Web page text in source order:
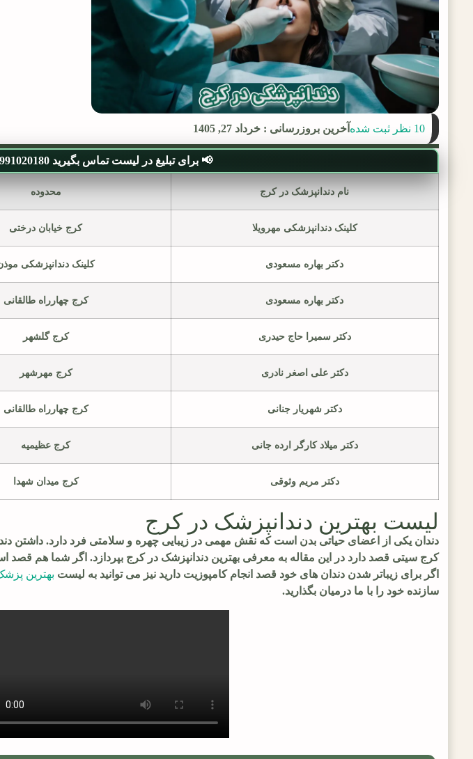
10 نظر ثبت شده آخرین بروزرسانی : خرداد 27, 1405
📢 برای تبلیغ در لیست تماس بگیرید 09991020180
نام دندانپزشک در کرج محدوده
کلینک دندانپزشکی مهرویلا کرج خیابان درختی
دکتر بهاره مسعودی کلینک دندانپزشکی
دکتر بهاره مسعودی کرج چهارراه طالقانی
دکتر سمیرا حاج حیدری کرج گلشهر
دکتر علی اصغر نادری کرج مهرشهر
دکتر شهریار جنانی کرج چهارراه طالقانی
دکتر میلاد کارگر ارده جانی کرج عظیمیه
دکتر مریم وثوقی کرج میدان شهدا
لیست بهترین دندانپزشک در کرج
دندان یکی از اعضای حیاتی بدن است که نقش مهمی در زیبایی چهره و سلامتی فرد دارد. داشتن
کرج سیتی قصد دارد در این مقاله به معرفی بهترین دندانپزشک در کرج بپردازد. اگر شما هم قصد
اگر برای زیباتر شدن دندان های خود قصد انجام کامپوزیت دارید نیز می توانید به لیست بهترین
سازنده خود را با ما درمیان بگذارید.